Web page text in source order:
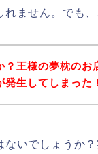
ません。でも、
？王様の夢枕のお
発生してしまった
いでしょうか